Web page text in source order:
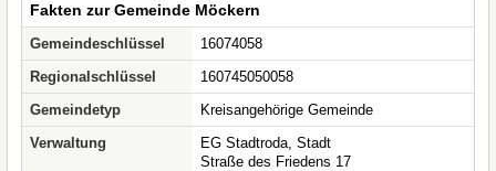
Fakten zur Gemeinde Möckern
Gemeindeschlüssel
16074058
Regionalschlüssel
160745050058
Gemeindetyp
Kreisangehörige Gemeinde
Verwaltung
EG Stadtroda, Stadt
Straße des Friedens 17